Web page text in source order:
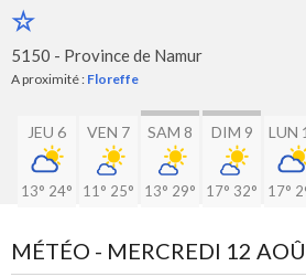
5150 - Province de Namur
A proximité : Floreffe
JEU 6
13° 24°
VEN 7
11° 25°
SAM 8
13° 29°
DIM 9
17° 32°
LUN
17°
MÉTÉO - MERCREDI 12